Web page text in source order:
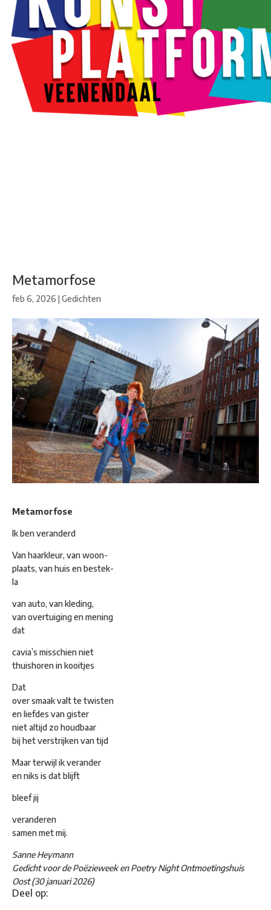
Metamorfose
feb 6, 2026 |Gedichten
Metamorfose
Ik ben veranderd
Van haarkleur, van woon-
plaats, van huis en bestek-
la
van auto, van kleding,
van overtuiging en mening
dat
cavia’s misschien niet
thuishoren in kooitjes
Dat
over smaak valt te twisten
en liefdes van gister
niet altijd zo houdbaar
bij het verstrijken van tijd
Maar terwijl ik verander
en niks is dat blijft
bleef jij
veranderen
samen met mij.
Sanne Heymann
Gedicht voor de Poëzieweek en Poetry Night Ontmoetingshuis
Oost (30 januari 2026)
Deel op: